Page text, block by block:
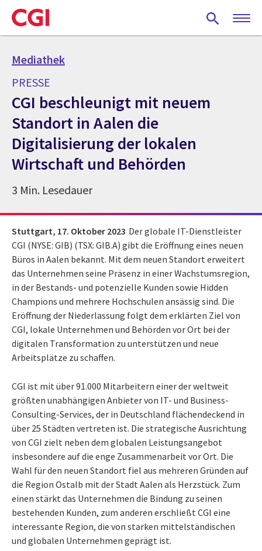
Skip
to
main
Mediathek
PRESSE
CGI beschleunigt mit neuem
Standort in Aalen die
Digitalisierung der lokalen
Wirtschaft und Behörden
3 Min. Lesedauer
Stuttgart, 17. Oktober 2023 Der globale IT-Dienstleister
CGI (NYSE: GIB) (TSX: GIB.A) gibt die Eröffnung eines neuen
Büros in Aalen bekannt. Mit dem neuen Standort erweitert
das Unternehmen seine Präsenz in einer Wachstumsregion,
in der Bestands- und potenzielle Kunden sowie Hidden
Champions und mehrere Hochschulen ansässig sind. Die
Eröffnung der Niederlassung folgt dem erklärten Ziel von
CGI, lokale Unternehmen und Behörden vor Ort bei der
digitalen Transformation zu unterstützen und neue
Arbeitsplätze zu schaffen.
CGI ist mit über 91.000 Mitarbeitern einer der weltweit
größten unabhängigen Anbieter von IT- und Business-
Consulting-Services, der in Deutschland flächendeckend in
über 25 Städten vertreten ist. Die strategische Ausrichtung
von CGI zielt neben dem globalen Leistungsangebot
insbesondere auf die enge Zusammenarbeit vor Ort. Die
Wahl für den neuen Standort fiel aus mehreren Gründen auf
die Region Ostalb mit der Stadt Aalen als Herzstück. Zum
einen stärkt das Unternehmen die Bindung zu seinen
bestehenden Kunden, zum anderen erschließt CGI eine
interessante Region, die von starken mittelständischen
und globalen Unternehmen geprägt ist.